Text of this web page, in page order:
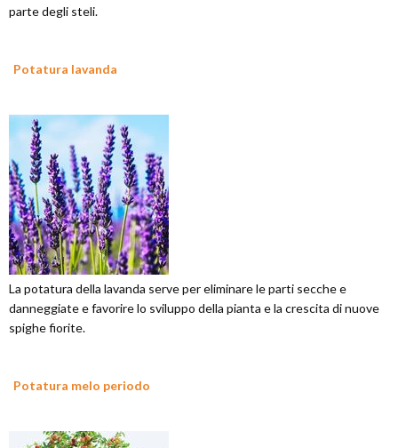
parte degli steli.
Potatura lavanda
La potatura della lavanda serve per eliminare le parti secche e
danneggiate e favorire lo sviluppo della pianta e la crescita di nuove
spighe fiorite.
Potatura melo periodo